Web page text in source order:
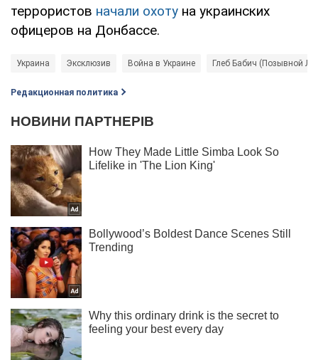
террористов начали охоту на украинских
офицеров на Донбассе.
Украина Эксклюзив Война в Украине Глеб Бабич (Позывной
Редакционная политика